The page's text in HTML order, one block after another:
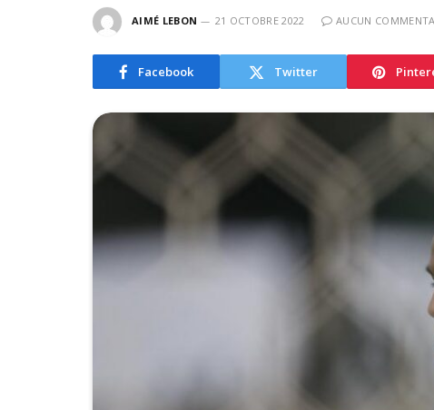
AIMÉ LEBON 21 OCTOBRE 2022 AUCUN
Facebook Twitter